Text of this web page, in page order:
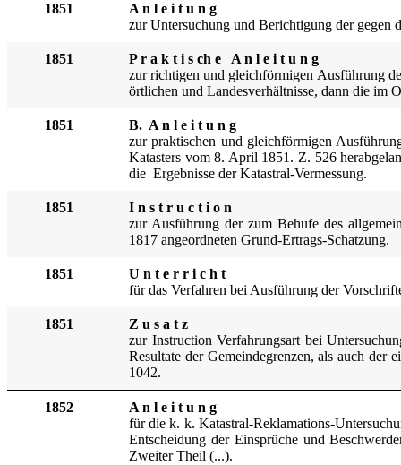
1851
A n l e i t u n g
zur Untersuchung und Berichtigung der gegen
1851
P r a k t i s ch e A n l e i t u n g
zur richtigen und gleichförmigen Ausführung
örtlichen und Landesverhältnisse, dann die im
1851
B. A n l e i t u n g
zur praktischen und gleichförmigen
Katasters vom 8. April 1851. Z. 526
die Ergebnisse der Katastral-Vermessung.
1851
I n s t r u c t i o n
zur Ausführung der zum Behufe des
1817 angeordneten Grund-Ertrags-Schatzung.
1851
U n t e r r i c h t
für das Verfahren bei Ausführung der
1851
Z u s a t z
zur InstructionVerfahrungsart bei
Resultate der Gemeindegrenzen, als auch der
1042.
1852
A n l e i t u n g
für die k. k. Katastral-Reklamations-
Entscheidung der Einsprüche und
Zweiter Theil (...).